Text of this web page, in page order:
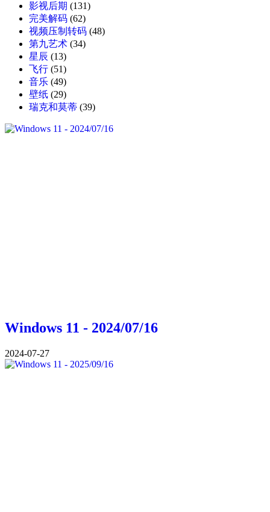
影视后期 (131)
完美解码 (62)
视频压制转码 (48)
第九艺术 (34)
星辰 (13)
飞行 (51)
音乐 (49)
壁纸 (29)
瑞克和莫蒂 (39)
Windows 11 - 2024/07/16
2024-07-27